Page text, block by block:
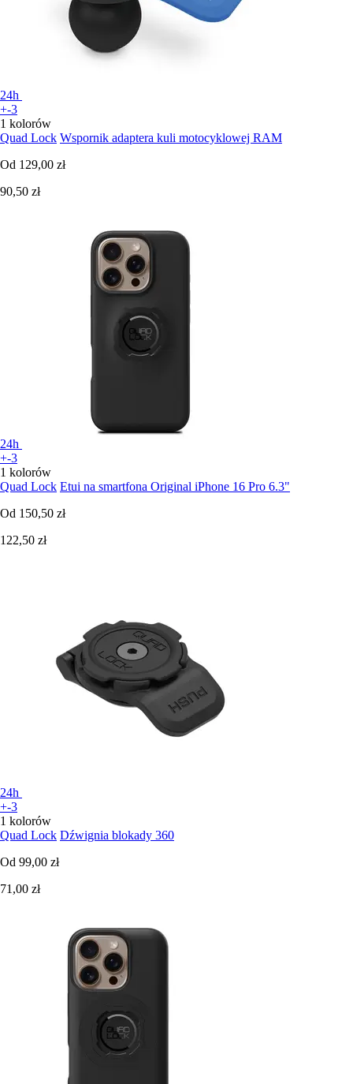
24h
+-3
1 kolorów
Quad Lock Wspornik adaptera kuli motocyklowej RAM
Od 129,00 zł
90,50 zł
24h
+-3
1 kolorów
Quad Lock Etui na smartfona Original iPhone 16 Pro 6.3"
Od 150,50 zł
122,50 zł
24h
+-3
1 kolorów
Quad Lock Dźwignia blokady 360
Od 99,00 zł
71,00 zł